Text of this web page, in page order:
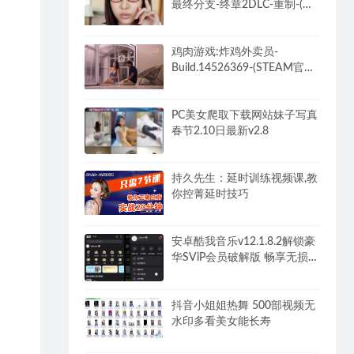
最终分支-终章2DLC-重制-(官
鸡肉游戏:炸鸡外卖员-
Build.14526369-(STEAM官中
PC美女爬取下载网站妹子写真
春节2.10日最新v2.8
持久先生：延时训练视频课,教
你控菁延时技巧
安卓酷我音乐v12.1.8.2解锁豪
华SViP会员破解版 畅享无损音
抖音小姐姐热舞 500部视频无
水印多看美女能长寿